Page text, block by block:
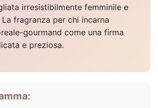
irresistibilmente femminile e
fragranza per chi incarna
gourmand come una firma
e preziosa.